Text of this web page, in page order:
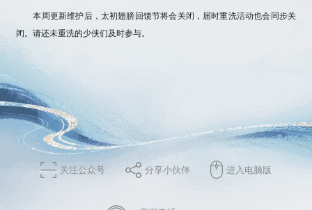
本周更新维护后，太初翅膀回馈节将会关闭，届时重洗活动也会同步关
闭。请还未重洗的少侠们及时参与。
关注公众号 分享小伙伴 进入电脑版